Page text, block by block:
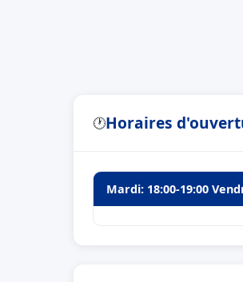
🕐Horaires
Mardi: 18:00-19:00